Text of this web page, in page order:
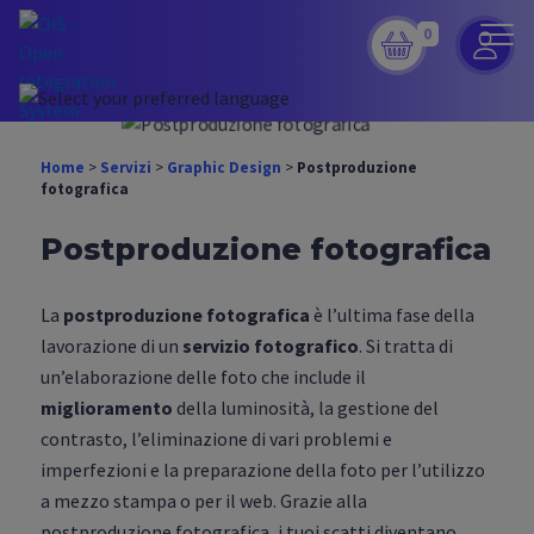
0
Home > Servizi > Graphic Design > Postproduzione
fotografica
Postproduzione fotografica
La postproduzione fotografica è l’ultima fase della
lavorazione di un servizio fotografico. Si tratta di
un’elaborazione delle foto che include il
miglioramento della luminosità, la gestione del
contrasto, l’eliminazione di vari problemi e
imperfezioni e la preparazione della foto per l’utilizzo
a mezzo stampa o per il web. Grazie alla